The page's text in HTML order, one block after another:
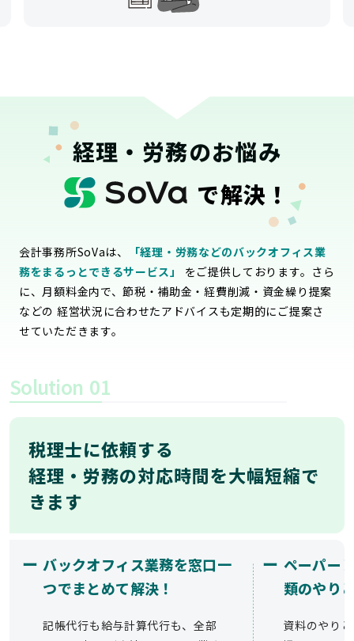
経理・労務のお悩み
で解決！
会計事務所SoVaは、
「経理・労務などのバックオフィス業
務をまるっとできるサービス」
をご提供しております。さら
に、月額料金内で、節税・補助金・経費削減・資金繰り提案
などの 経営状況に合わせたアドバイスも定期的にご提案さ
せていただきます。
Solution 01
税理士に依頼する
経理・労務の対応時間を大幅短縮で
きます
ー バックオフィス業務を窓口一
つでまとめて解決！
記帳代行も給与計算代行も、全部
ー ペーパー
類のやり
資料のやり